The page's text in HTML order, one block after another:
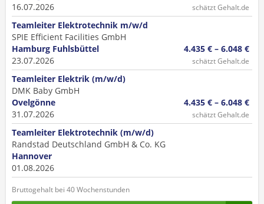
16.07.2026
schätzt Gehalt.de
Teamleiter Elektrotechnik m/w/d
SPIE Efficient Facilities GmbH
Hamburg Fuhlsbüttel
23.07.2026
4.435 € – 6.048 €
schätzt Gehalt.de
Teamleiter Elektrik (m/w/d)
DMK Baby GmbH
Ovelgönne
31.07.2026
4.435 € – 6.048 €
schätzt Gehalt.de
Teamleiter Elektrotechnik (m/w/d)
Randstad Deutschland GmbH & Co. KG
Hannover
01.08.2026
Bruttogehalt bei 40 Wochenstunden